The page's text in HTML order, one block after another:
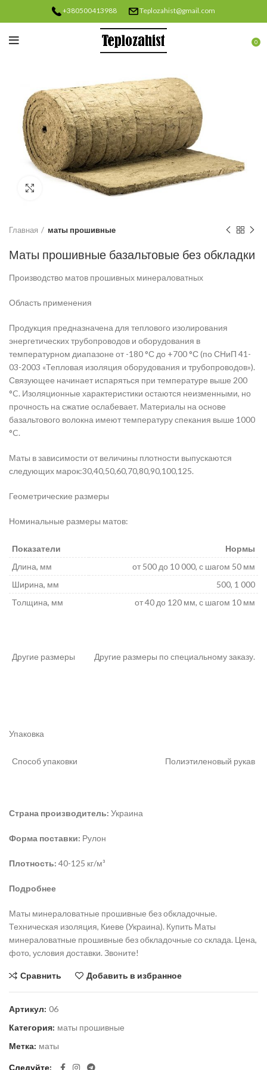
+380500413988 Teplozahist@gmail.com
0
Нажмите, чтобы увеличить
Главная маты прошивные
Маты прошивные базальтовые без обкладки
Производство матов прошивных минераловатных
Область применения
Продукция предназначена для теплового изолирования
энергетических трубопроводов и оборудования в
температурном диапазоне от -180 °С до +700 °С (по СНиП 41-
03-2003 «Тепловая изоляция оборудования и трубопроводов»).
Связующее начинает испаряться при температуре выше 200
°C. Изоляционные характеристики остаются неизменными, но
прочность на сжатие ослабевает. Материалы на основе
базальтового волокна имеют температуру спекания выше 1000
°C.
Маты в зависимости от величины плотности выпускаются
следующих марок:30,40,50,60,70,80,90,100,125.
Геометрические размеры
Номинальные размеры матов:
Показатели
Нормы
Длина, мм
от 500 до 10 000, с шагом 50 мм
Ширина, мм
500, 1 000
Толщина, мм
от 40 до 120 мм, с шагом 10 мм
Другие размеры Другие размеры по специальному заказу.
Упаковка
Способ упаковки Полиэтиленовый рукав
Страна производитель: Украина
Форма поставки: Рулон
Плотность: 40-125 кг/м³
Подробнее
Маты минераловатные прошивные без обкладочные.
Техническая изоляция, Киеве (Украина). Купить Маты
минераловатные прошивные без обкладочные со склада. Цена,
фото, условия доставки. Звоните!
Сравнить Добавить в избранное
Артикул: 06
Категория: маты прошивные
Метка: маты
Следуйте